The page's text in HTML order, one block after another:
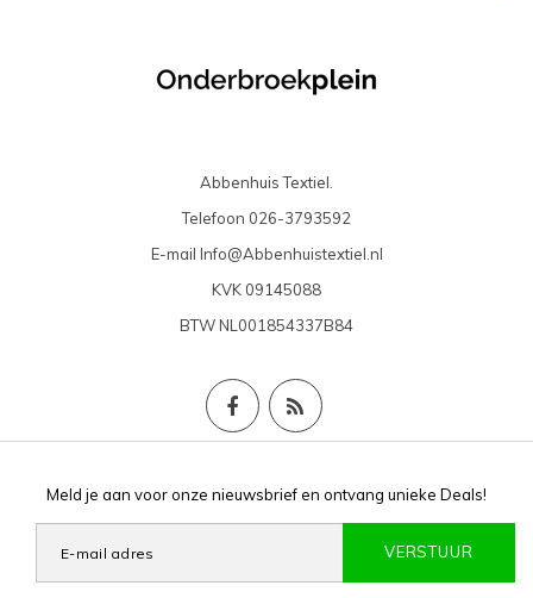
Abbenhuis Textiel.
Telefoon 026-3793592
E-mail Info@Abbenhuistextiel.nl
KVK 09145088
BTWNL001854337B84
Meld je aan voor onze nieuwsbrief en ontvang unieke Deals!
VERSTUUR